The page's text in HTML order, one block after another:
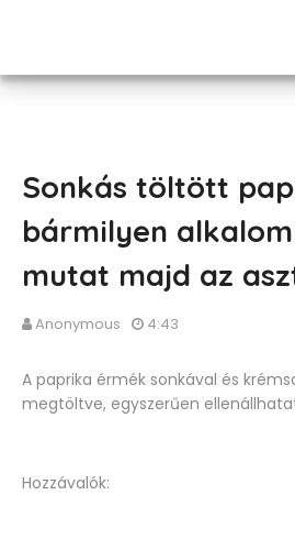
Sonkás töltött
bármilyen
mutat majd az
Anonymous 4:43
A paprika érmék sonkával és
megtöltve, egyszerűen
Hozzávalók: